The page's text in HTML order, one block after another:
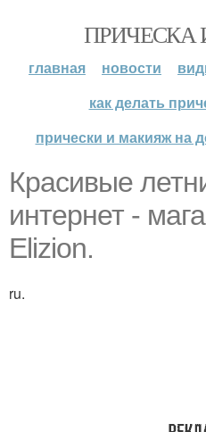
главная новости
как делать
прически и макияж на
Красивые
интернет -
Elizion.
ru.